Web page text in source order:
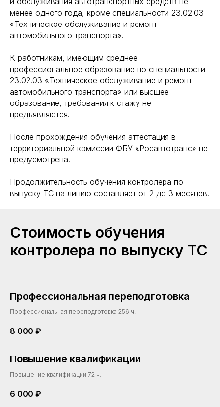
менее одного года, кроме специальности 23.02.03
«Техническое обслуживание и ремонт
автомобильного транспорта».
К работникам, имеющим среднее
профессиональное образование по специальности
23.02.03 «Техническое обслуживание и ремонт
автомобильного транспорта» или высшее
образование, требования к стажу не
предъявляются.
После прохождения обучения аттестация в
территориальной комиссии ФБУ «Росавтотранс» не
предусмотрена.
Продолжительность обучения контролера по
выпуску ТС на линию составляет от 2 до 3 месяцев.
Стоимость обучения
контролера по выпуску ТС
Профессиональная переподготовка
Профессиональная переподготовка 256 ч.
8 000 ₽
Повышение квалификации
Повышение квалификации 72 ч.
6 000 ₽